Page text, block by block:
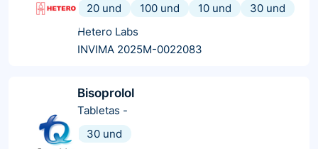
20 und
100 und 10 und
30 und
Hetero Labs
INVIMA 2025M-0022083
Bisoprolol
Tabletas -
30 und